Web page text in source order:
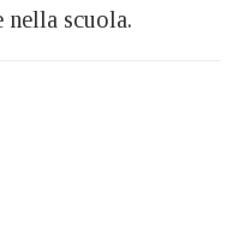
nella scuola.